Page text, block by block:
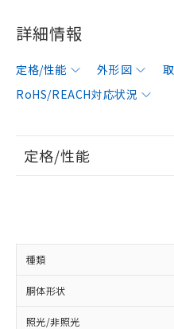
詳細情報
定格/性能 外形図
RoHS/REACH対応状況
定格/性能
種類
胴体形状
照光/非照光